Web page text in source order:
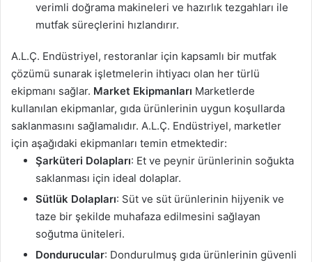
verimli doğrama makineleri ve hazırlık tezgahları ile
mutfak süreçlerini hızlandırır.
A.L.Ç. Endüstriyel, restoranlar için kapsamlı bir mutfak
çözümü sunarak işletmelerin ihtiyacı olan her türlü
ekipmanı sağlar. Market Ekipmanları Marketlerde
kullanılan ekipmanlar, gıda ürünlerinin uygun koşullarda
saklanmasını sağlamalıdır. A.L.Ç. Endüstriyel, marketler
için aşağıdaki ekipmanları temin etmektedir:
Şarküteri Dolapları: Et ve peynir ürünlerinin soğukta
saklanması için ideal dolaplar.
Sütlük Dolapları: Süt ve süt ürünlerinin hijyenik ve
taze bir şekilde muhafaza edilmesini sağlayan
soğutma üniteleri.
Dondurucular: Dondurulmuş gıda ürünlerinin güvenli